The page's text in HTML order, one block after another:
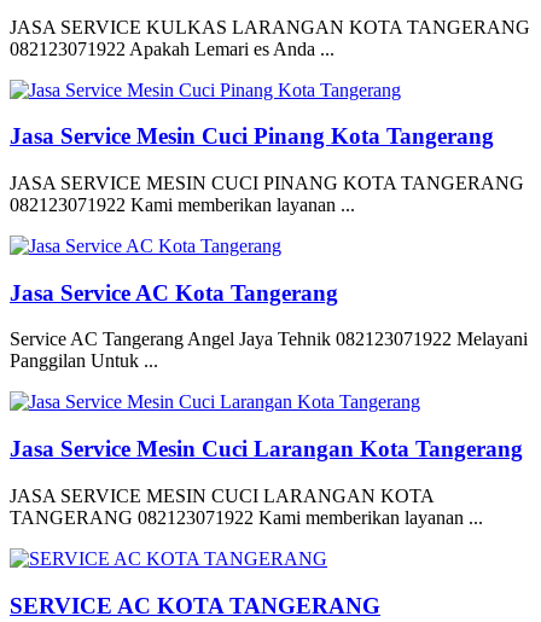
JASA SERVICE KULKAS LARANGAN KOTA TANGERANG
082123071922 Apakah Lemari es Anda ...
Jasa Service Mesin Cuci Pinang Kota Tangerang
JASA SERVICE MESIN CUCI PINANG KOTA TANGERANG
082123071922 Kami memberikan layanan ...
Jasa Service AC Kota Tangerang
Service AC Tangerang Angel Jaya Tehnik 082123071922 Melayani
Panggilan Untuk ...
Jasa Service Mesin Cuci Larangan Kota Tangerang
JASA SERVICE MESIN CUCI LARANGAN KOTA
TANGERANG 082123071922 Kami memberikan layanan ...
SERVICE AC KOTA TANGERANG